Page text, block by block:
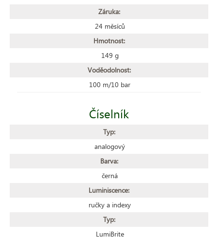
Záruka:
24 měsíců
Hmotnost:
149 g
Voděodolnost:
100 m/10 bar
Číselník
Typ:
analogový
Barva:
černá
Luminiscence:
ručky a indexy
Typ:
LumiBrite